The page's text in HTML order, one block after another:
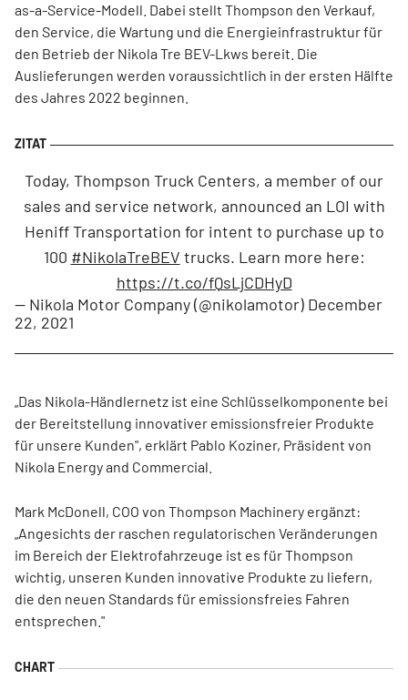
as-a-Service-Modell. Dabei stellt Thompson den Verkauf,
den Service, die Wartung und die Energieinfrastruktur für
den Betrieb der Nikola Tre BEV-Lkws bereit. Die
Auslieferungen werden voraussichtlich in der ersten Hälfte
des Jahres 2022 beginnen.
Today, Thompson Truck Centers, a member of our
sales and service network, announced an LOI with
Heniff Transportation for intent to purchase up to
100 #NikolaTreBEV trucks. Learn more here:
https://t.co/fQsLjCDHyD
— Nikola Motor Company (@nikolamotor) December
22, 2021
„Das Nikola-Händlernetz ist eine Schlüsselkomponente bei
der Bereitstellung innovativer emissionsfreier Produkte
für unsere Kunden", erklärt Pablo Koziner, Präsident von
Nikola Energy and Commercial.
Mark McDonell, COO von Thompson Machinery ergänzt:
„Angesichts der raschen regulatorischen Veränderungen
im Bereich der Elektrofahrzeuge ist es für Thompson
wichtig, unseren Kunden innovative Produkte zu liefern,
die den neuen Standards für emissionsfreies Fahren
entsprechen."